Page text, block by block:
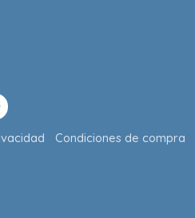
Condiciones de compra